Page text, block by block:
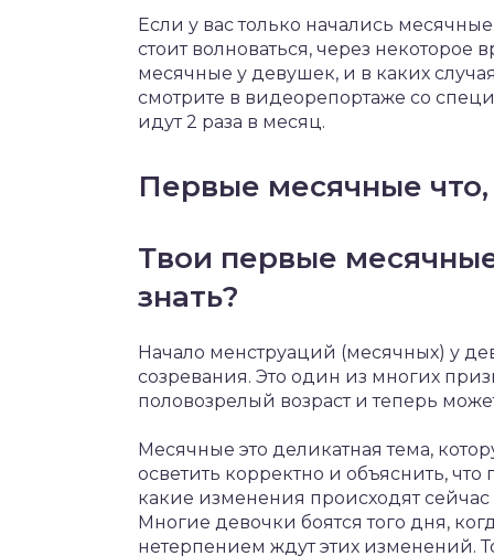
Если у вас только начались
стоит волноваться, через некоторое
месячные у девушек, и в каких
смотрите в видеорепортаже со
идут 2 раза в месяц.
Первые месячные что,
Твои первые
знать?
Начало менструаций (месячных) у
созревания. Это один из многих
половозрелый возраст и теперь
Месячные это деликатная тема,
осветить корректно и объяснить,
какие изменения происходят
Многие девочки боятся того дня,
нетерпением ждут этих изменений.